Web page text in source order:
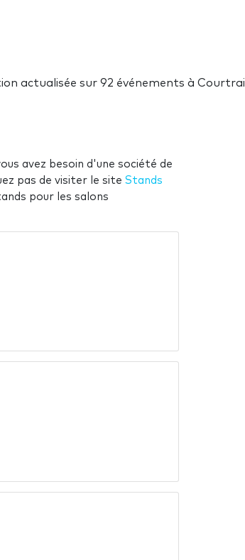
actualisée sur 92 événements à Courtrai
avez besoin d'une société de
pas de visiter le site Stands
pour les salons